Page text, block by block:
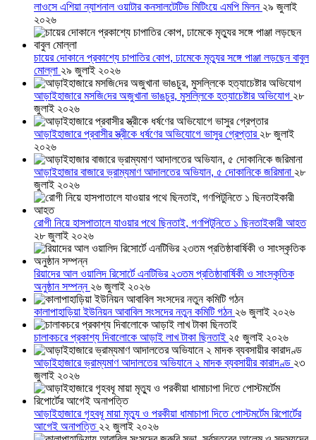
লাওসে এশিয়া ন্যাশনাল ওয়াটার কনসালটেটিভ মিটিংয়ে এমপি মিলন ২৯ জুলাই
২০২৬
চায়ের দোকানে প্রকাশ্যে চাপাতির কোপ, ঢামেকে মৃত্যুর সঙ্গে পাঞ্জা লড়ছেন বাবুল
মোল্লা ২৯ জুলাই ২০২৬
আড়াইহাজারে মস‌জি‌দের অজুখানা ভাঙচুর, মুসল্লিকে হত্যাচেষ্টার অভিযোগ ২৮
জুলাই ২০২৬
আড়াইহাজারে প্রবাসীর স্ত্রীকে ধর্ষণের অভিযোগে ভাসুর গ্রেপ্তার ২৮ জুলাই
২০২৬
আড়াইহাজার বাজারে ভ্রাম্যমাণ আদালতের অভিযান, ৫ দোকানিকে জরিমানা ২৮
জুলাই ২০২৬
রোগী নিয়ে হাসপাতালে যাওয়ার পথে ছিনতাই, গণপিটুনিতে ১ ছিনতাইকারী আহত
২৮ জুলাই ২০২৬
রিয়াদের আল ওয়ালিদ রিসোর্টে এনটিভির ২৩তম প্রতিষ্ঠাবার্ষিকী ও সাংস্কৃতিক
অনুষ্ঠান সম্পন্ন ২৬ জুলাই ২০২৬
কালাপাহাড়িয়া ইউনিয়ন আবাবিল সংসদের নতুন কমিটি গঠন ২৬ জুলাই ২০২৬
চালাকচরে প্রকাশ্য দিবালোকে আড়াই লাখ টাকা ছিনতাই ২৫ জুলাই ২০২৬
আড়াইহাজারে ভ্রাম্যমাণ আদালতের অভিযানে ২ মাদক ব্যবসায়ীর কারাদণ্ড ২৩
জুলাই ২০২৬
আড়াইহাজারে গৃহবধূ মায়া মৃত্যু ও পরকীয়া ধামাচাপা দিতে পোস্টমর্টেম রিপোর্টের
আগেই অনাপত্তি ২২ জুলাই ২০২৬